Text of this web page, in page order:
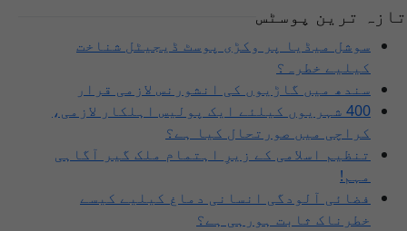
تازہ ترین پوسٹس
سوشل میڈیا پر وکڑی پوسٹ ڈیجیٹل شناخت
کیلیے خطرہ؟
سندھ میں گاڑیوں کی انشورنس لازمی قرار
400 شہریوں کیلئے ایک پولیس اہلکار لازمی،
کراچی میں صورتحال کیا ہے؟
تنظیم اسلامی کے زیرِ اہتمام ملک گیر آگاہی
مہم!
فضائی آلودگی انسانی دماغ کیلیے کیسے
خطرناک ثابت ہورہی ہے؟